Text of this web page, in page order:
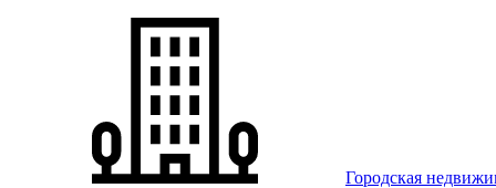
Городская